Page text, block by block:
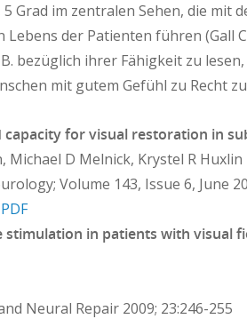
Grad im zentralen Sehen, die mit
der Patienten führen (Gall
bezüglich ihrer Fähigkeit zu
mit gutem Gefühl zu Recht
for visual restoration in
Michael D Melnick, Krystel R Huxlin
Volume 143, Issue 6, June
PDF
in patients with visual
Neural Repair 2009; 23:246-255